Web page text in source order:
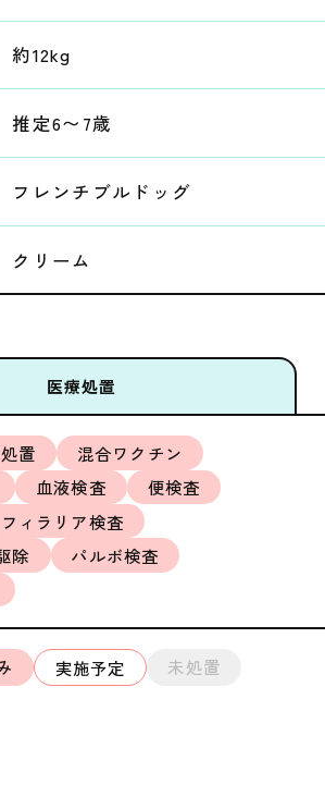
約12kg
推定6〜7歳
フレンチブルドッグ
クリーム
医療処置
置
混合ワクチン
血液検査
便検査
フィラリア検査
除
パルボ検査
実施予定 未処置